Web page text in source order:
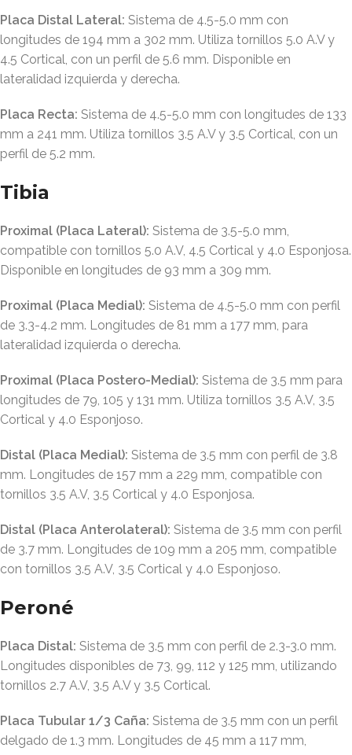
Placa Distal Lateral: Sistema de 4.5-5.0 mm con
longitudes de 194 mm a 302 mm. Utiliza tornillos 5.0 A.V y
4.5 Cortical, con un perfil de 5.6 mm. Disponible en
lateralidad izquierda y derecha.
Placa Recta: Sistema de 4.5-5.0 mm con longitudes de 133
mm a 241 mm. Utiliza tornillos 3.5 A.V y 3.5 Cortical, con un
perfil de 5.2 mm.
Tibia
Proximal (Placa Lateral): Sistema de 3.5-5.0 mm,
compatible con tornillos 5.0 A.V, 4.5 Cortical y 4.0 Esponjosa.
Disponible en longitudes de 93 mm a 309 mm.
Proximal (Placa Medial): Sistema de 4.5-5.0 mm con perfil
de 3.3-4.2 mm. Longitudes de 81 mm a 177 mm, para
lateralidad izquierda o derecha.
Proximal (Placa Postero-Medial): Sistema de 3.5 mm para
longitudes de 79, 105 y 131 mm. Utiliza tornillos 3.5 A.V, 3.5
Cortical y 4.0 Esponjoso.
Distal (Placa Medial): Sistema de 3.5 mm con perfil de 3.8
mm. Longitudes de 157 mm a 229 mm, compatible con
tornillos 3.5 A.V, 3.5 Cortical y 4.0 Esponjosa.
Distal (Placa Anterolateral): Sistema de 3.5 mm con perfil
de 3.7 mm. Longitudes de 109 mm a 205 mm, compatible
con tornillos 3.5 A.V, 3.5 Cortical y 4.0 Esponjoso.
Peroné
Placa Distal: Sistema de 3.5 mm con perfil de 2.3-3.0 mm.
Longitudes disponibles de 73, 99, 112 y 125 mm, utilizando
tornillos 2.7 A.V, 3.5 A.V y 3.5 Cortical.
Placa Tubular 1/3 Caña: Sistema de 3.5 mm con un perfil
delgado de 1.3 mm. Longitudes de 45 mm a 117 mm,